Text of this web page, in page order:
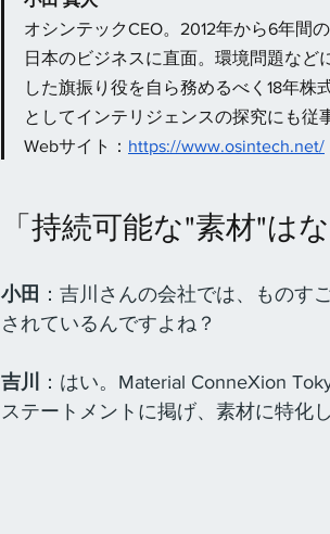
オシンテックCEO。2012年から6年間
日本のビジネスに直面。環境問題など
した旗振り役を自ら務めるべく18年
としてインテリジェンスの探究にも従
Webサイト： https://www.osintech.net/
「持続可能な"素材"は
小田 ：吉川さんの会社では、ものす
されているんですよね？
吉川
：はい。Material ConneXion
ステートメントに掲げ、素材に特化